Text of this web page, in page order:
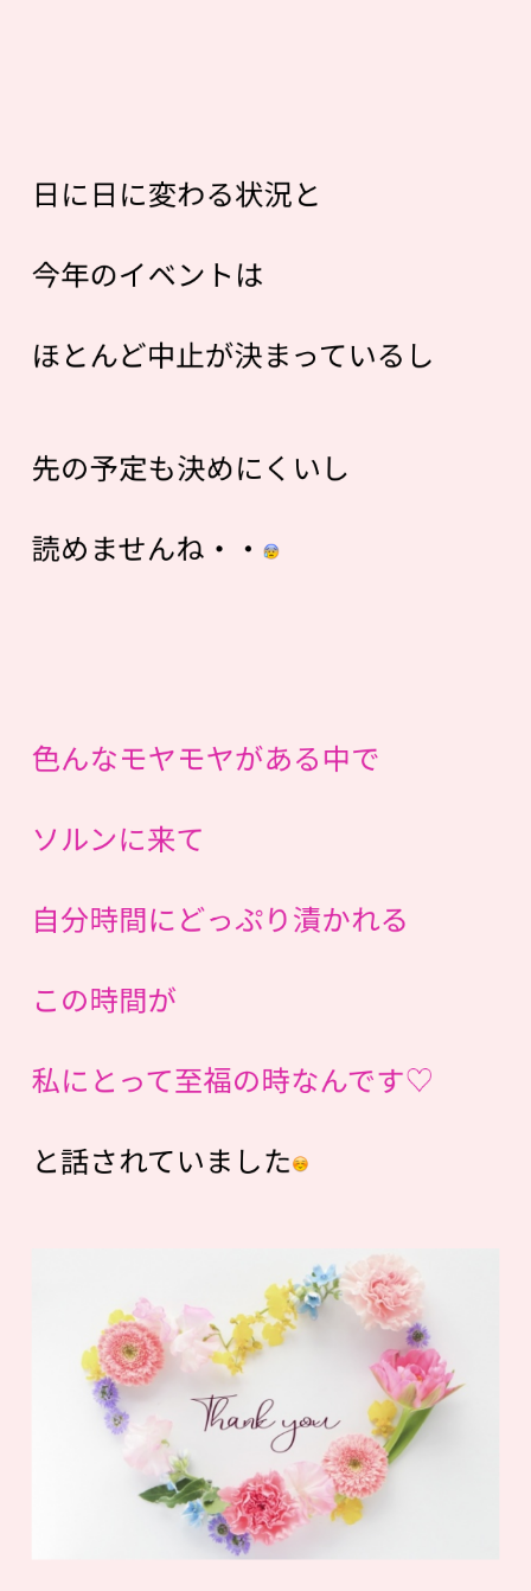
日に日に変わる状況と
今年のイベントは
ほとんど中止が決まっているし
先の予定も決めにくいし
読めませんね・・
色んなモヤモヤがある中で
ソルンに来て
自分時間にどっぷり漬かれる
この時間が
私にとって至福の時なんです♡
と話されていました